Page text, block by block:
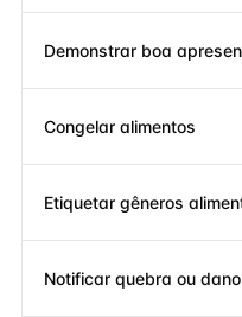
Demonstrar boa
Congelar alimentos
Etiquetar gêneros
Notificar quebra ou